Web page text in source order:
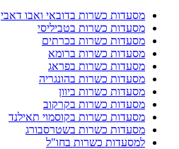
מסעדות כשרות בדובאי ואבו דאבי
מסעדות כשרות בטביליסי
מסעדות כשרות בכרתים
מסעדות כשרות ברומא
מסעדות כשרות בפראג
מסעדות כשרות בהונגריה
מסעדות כשרות ביוון
מסעדות כשרות בקרקוב
מסעדות כשרות בקוסמוי תאילנד
מסעדות כשרות בשטרסבורג
למסעדות כשרות בחו"ל